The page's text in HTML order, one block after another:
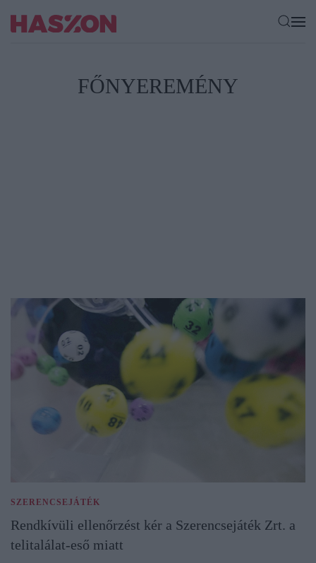
FŐNYEREMÉNY
SZERENCSEJÁTÉK
Rendkívüli ellenőrzést kér a Szerencsejáték Zrt. a
telitalálat-eső miatt